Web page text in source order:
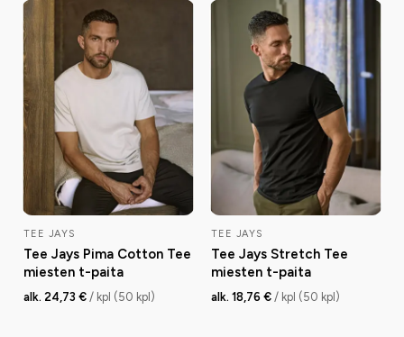
TEE JAYS
Tee Jays Pima Cotton Tee
miesten t-paita
alk. 24,73 € / kpl (50 kpl)
TEE JAYS
Tee Jays Stretch Tee
miesten t-paita
alk. 18,76 € / kpl (50 kpl)